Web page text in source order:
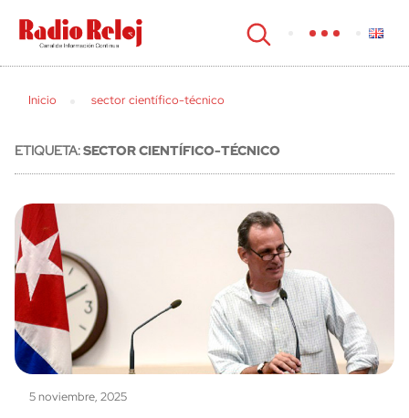
cerrar
Inicio sector científico-técnico
ETIQUETA:SECTOR CIENTÍFICO-TÉCNICO
5 noviembre, 2025